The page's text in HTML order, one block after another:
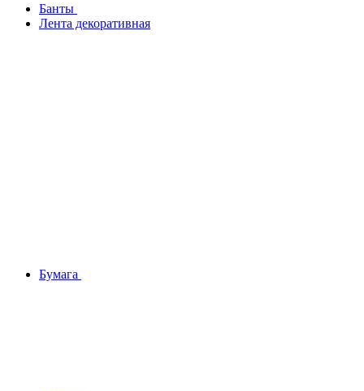
Банты
Лента декоративная
Бумага